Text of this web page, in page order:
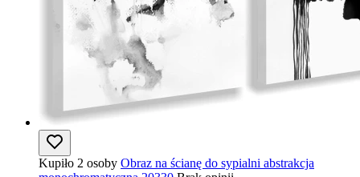
Kupiło 2 osoby Obraz na ścianę do sypialni abstrakcja